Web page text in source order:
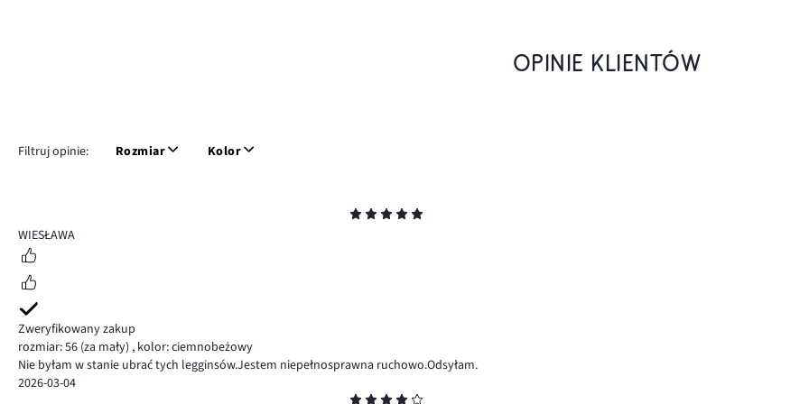
OPINIE KLIENTÓW
Filtruj opinie: Rozmiar Kolor
5
WIESŁAWA
Zweryfikowany zakup
rozmiar: 56 (za mały) , kolor: ciemnobeżowy
Nie byłam w stanie ubrać tych legginsów.Jestem niepełnosprawna ruchowo.Odsyłam.
2026-03-04